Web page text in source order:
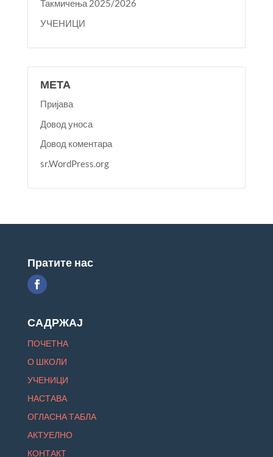
Такмичења 2025/2026
УЧЕНИЦИ
МЕТА
Пријава
Довод уноса
Довод коментара
sr.WordPress.org
Пратите нас
САДРЖАЈ
ПОЧЕТНА
О ШКОЛИ
УЧЕНИЦИ
НАСТАВА
ОГЛАСНА ТАБЛА
АКТУЕЛНО
КОНТАКТ